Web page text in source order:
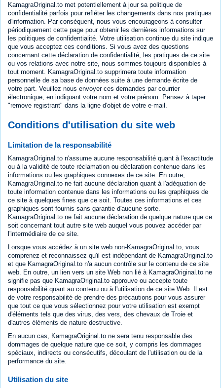
KamagraOriginal.to met potentiellement à jour sa politique de
confidentialité parfois pour refléter les changements dans nos pratiques
d'information. Par conséquent, nous vous encourageons à consulter
périodiquement cette page pour obtenir les dernières informations sur
les politiques de confidentialité. Votre utilisation continue du site indique
que vous acceptez ces conditions. Si vous avez des questions
concernant cette déclaration de confidentialité, les pratiques de ce site
ou vos relations avec notre site, nous sommes toujours disponibles à
tout moment. KamagraOriginal.to supprimera toute information
personnelle de sa base de données suite à une demande écrite de
votre part. Veuillez nous envoyer ces demandes par courrier
électronique, en indiquant votre nom et votre prénom. Pensez à taper
"remove registrant" dans la ligne d'objet de votre e-mail.
Conditions d'utilisation du site web
Limitation de la responsabilité
KamagraOriginal.to n'assume aucune responsabilité quant à l'exactitude
ou à la validité de toute réclamation ou déclaration contenue dans les
informations ou les graphiques connexes de ce site. En outre,
KamagraOriginal.to ne fait aucune déclaration quant à l'adéquation de
toute information contenue dans les informations ou les graphiques de
ce site à quelques fines que ce soit. Toutes ces informations et ces
graphiques sont fournis sans garantie d'aucune sorte.
KamagraOriginal.to ne fait aucune déclaration de quelque nature que ce
soit concernant tout autre site web auquel vous pouvez accéder par
l'intermédiaire de ce site.
Lorsque vous accédez à un site web non-KamagraOriginal.to, vous
comprenez et reconnaissez qu'il est indépendant de KamagraOriginal.to
et que KamagraOriginal.to n'a aucun contrôle sur le contenu de ce site
web. En outre, un lien vers un site Web non lié à KamagraOriginal.to ne
signifie pas que KamagraOriginal.to approuve ou accepte toute
responsabilité quant au contenu ou à l'utilisation de ce site Web. Il est
de votre responsabilité de prendre des précautions pour vous assurer
que tout ce que vous sélectionnez pour votre utilisation est exempt
d'éléments tels que des virus, des vers, des chevaux de Troie et
d'autres éléments de nature destructive.
En aucun cas, KamagraOriginal.to ne sera tenu responsable des
dommages de quelque nature que ce soit, y compris les dommages
spéciaux, indirects ou consécutifs, découlant de l'utilisation ou de la
performance du site.
Utilisation du site